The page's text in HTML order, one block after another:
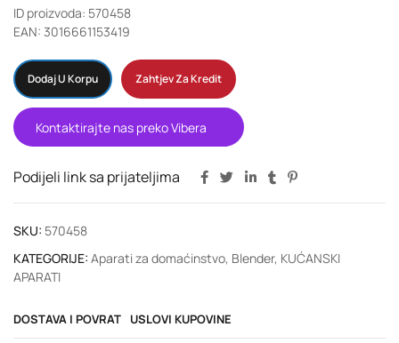
ID proizvoda: 570458
EAN: 3016661153419
Dodaj U Korpu Zahtjev Za Kredit
Kontaktirajte nas preko Vibera
Podijeli link sa prijateljima
SKU: 570458
KATEGORIJE: Aparati za domaćinstvo, Blender, KUĆANSKI
APARATI
DOSTAVA I POVRAT USLOVI KUPOVINE